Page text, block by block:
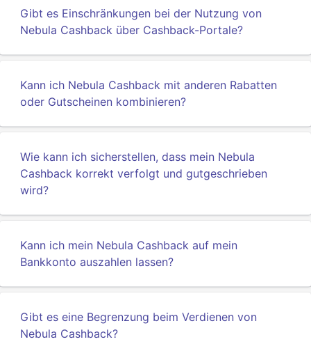
Gibt es Einschränkungen bei der Nutzung von
Nebula Cashback über Cashback-Portale?
Kann ich Nebula Cashback mit anderen Rabatten
oder Gutscheinen kombinieren?
Wie kann ich sicherstellen, dass mein Nebula
Cashback korrekt verfolgt und gutgeschrieben
wird?
Kann ich mein Nebula Cashback auf mein
Bankkonto auszahlen lassen?
Gibt es eine Begrenzung beim Verdienen von
Nebula Cashback?